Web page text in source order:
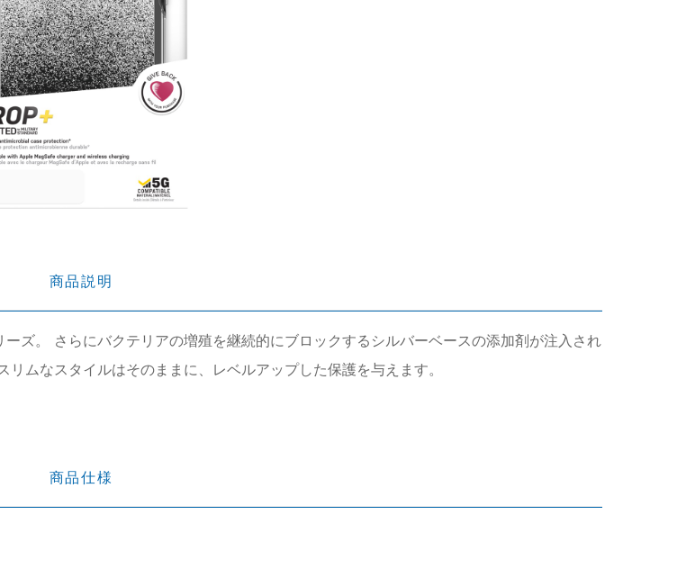
商品説明
ズ。 さらにバクテリアの増殖を継続的にブロックするシルバーベースの添加剤が注入され
ムなスタイルはそのままに、レベルアップした保護を与えます。
商品仕様